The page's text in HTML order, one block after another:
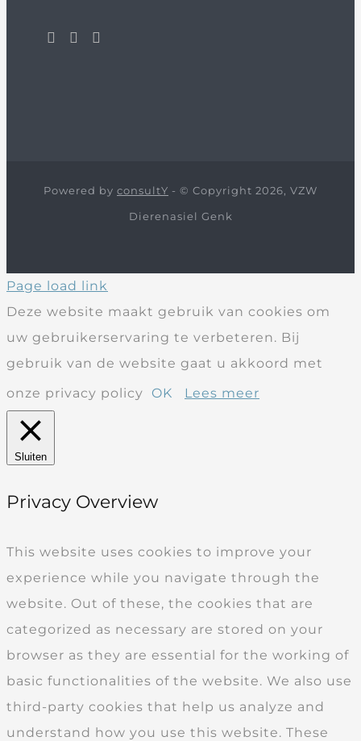
Powered by consultY - © Copyright 2026, VZW
Dierenasiel Genk
Page load link
Deze website maakt gebruik van cookies om
uw gebruikerservaring te verbeteren. Bij
gebruik van de website gaat u akkoord met
onze privacy policy
OK Lees meer
Sluiten
Privacy Overview
This website uses cookies to improve your
experience while you navigate through the
website. Out of these, the cookies that are
categorized as necessary are stored on your
browser as they are essential for the working of
basic functionalities of the website. We also use
third-party cookies that help us analyze and
understand how you use this website. These